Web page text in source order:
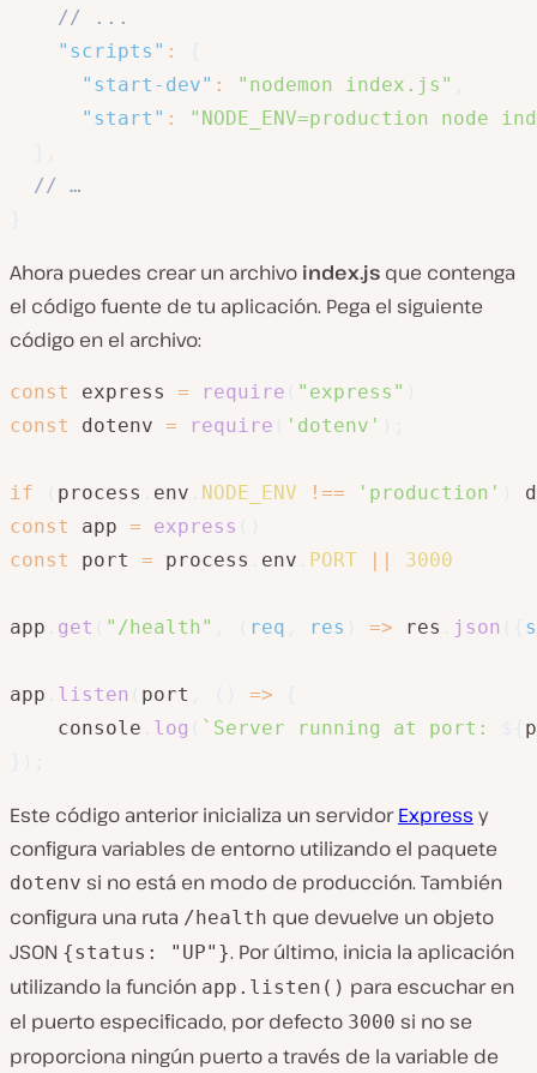
// ...
"scripts" :
"start-dev" : "nodemon index.js"
"start" :
"NODE_ENV=production node
// …
Ahora puedes crear un archivo index.js que contenga
el código fuente de tu aplicación. Pega el siguiente
código en el archivo:
const express = require "express"
const
dotenv = require 'dotenv'
if process env NODE_ENV !== 'production'
const
app = express
const
port = process env PORT 3000
app get "/health" req res => res json
app listen port =>
    console
log ` Server running at port:
Este código anterior inicializa un servidorExpress y
configura variables de entorno utilizando el paquete
dotenv si no está en modo de producción. También
configura una ruta /health que devuelve un objeto
JSON {status: "UP"}. Por último, inicia la aplicación
utilizando la función app.listen() para escuchar en
el puerto especificado, por defecto 3000 si no se
proporciona ningún puerto a través de la variable de